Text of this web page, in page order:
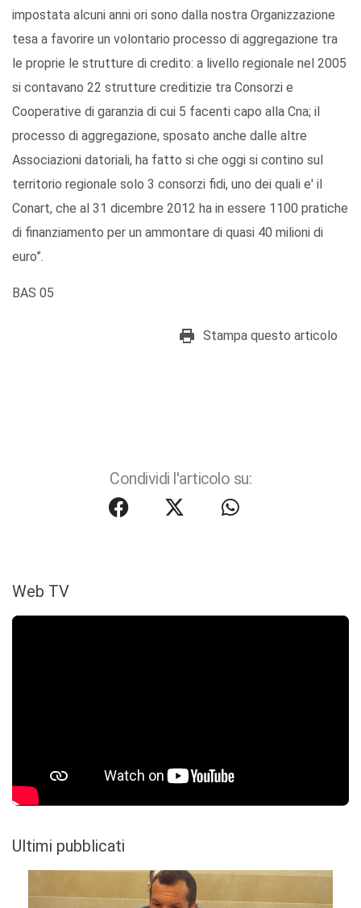
impostata alcuni anni ori sono dalla nostra Organizzazione
tesa a favorire un volontario processo di aggregazione tra
le proprie le strutture di credito: a livello regionale nel 2005
si contavano 22 strutture creditizie tra Consorzi e
Cooperative di garanzia di cui 5 facenti capo alla Cna; il
processo di aggregazione, sposato anche dalle altre
Associazioni datoriali, ha fatto si che oggi si contino sul
territorio regionale solo 3 consorzi fidi, uno dei quali e' il
Conart, che al 31 dicembre 2012 ha in essere 1100 pratiche
di finanziamento per un ammontare di quasi 40 milioni di
euro”.
BAS 05
Stampa questo articolo
Condividi l'articolo su:
Web TV
Ultimi pubblicati